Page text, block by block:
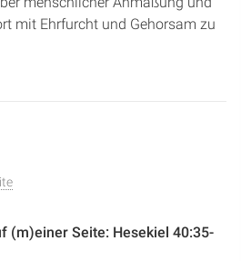
mit Ehrfurcht und Gehorsam zu
(m)einer Seite: Hesekiel 40:35-